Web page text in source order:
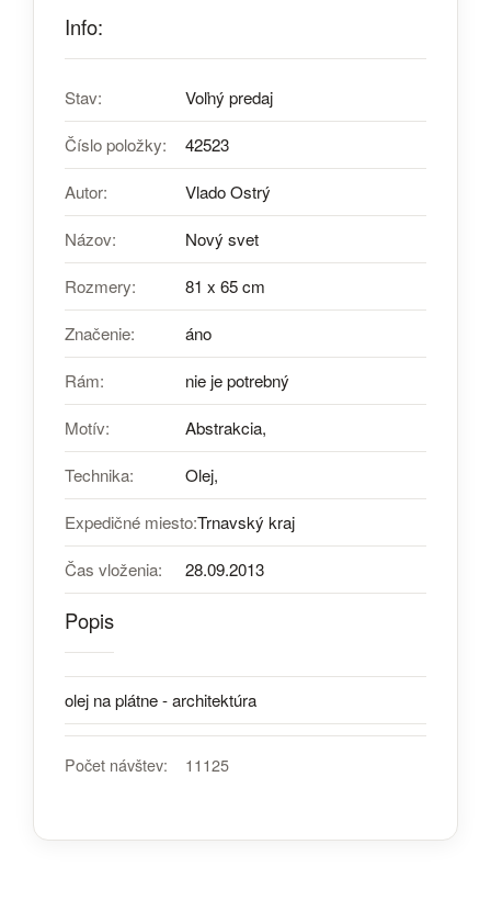
Info:
Stav: Voľný predaj
Číslo položky: 42523
Autor: Vlado Ostrý
Názov: Nový svet
Rozmery: 81 x 65 cm
Značenie: áno
Rám: nie je potrebný
Motív: Abstrakcia,
Technika: Olej,
Expedičné miesto:Trnavský kraj
Čas vloženia: 28.09.2013
Popis
olej na plátne - architektúra
Počet návštev: 11125